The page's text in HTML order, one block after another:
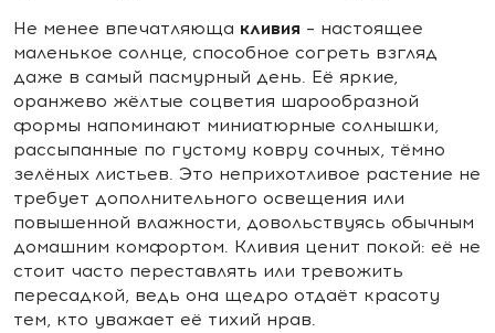
Не менее впечатляюща кливия – настоящее
маленькое солнце, способное согреть взгляд
даже в самый пасмурный день. Её яркие,
оранжево жёлтые соцветия шарообразной
формы напоминают миниатюрные солнышки,
рассыпанные по густому ковру сочных, тёмно
зелёных листьев. Это неприхотливое растение не
требует дополнительного освещения или
повышенной влажности, довольствуясь обычным
домашним комфортом. Кливия ценит покой: её не
стоит часто переставлять или тревожить
пересадкой, ведь она щедро отдаёт красоту
тем, кто уважает её тихий нрав.